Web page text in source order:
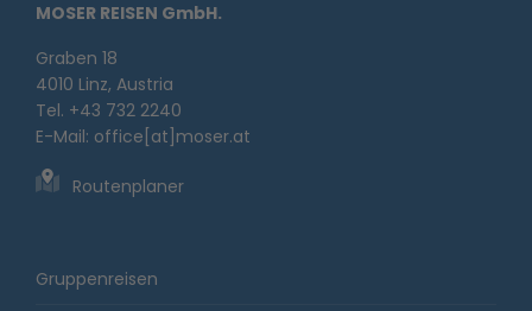
MOSER REISEN GmbH.
Graben 18
4010 Linz, Austria
Tel. +43 732 2240
E-Mail: office[at]moser.at
Routenplaner
Gruppenreisen